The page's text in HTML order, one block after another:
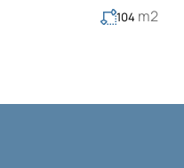
104 m2